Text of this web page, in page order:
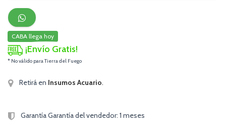
CABA llega hoy
¡Envío Gratis!
* No válido para Tierra del Fuego
Retirá en Insumos Acuario.
Garantía Garantía del vendedor: 1 meses